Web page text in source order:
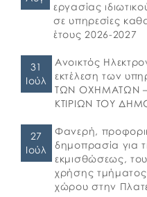
εργασίας
σε υπηρεσίες
έτους 2026-2027
31
Ιούλ
Ανοικτός
εκτέλεση των
ΤΩΝ ΟΧΗΜΑΤΩΝ
ΚΤΙΡΙΩΝ ΤΟΥ
27
Ιούλ
Φανερή,
δημοπρασία για
εκμισθώσεως, του
χρήσης τμήματος
χώρου στην